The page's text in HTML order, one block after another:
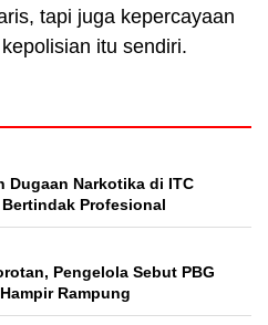
tapi juga kepercayaan
itu sendiri.
Dugaan Narkotika di ITC
Profesional
Pengelola Sebut PBG
Rampung